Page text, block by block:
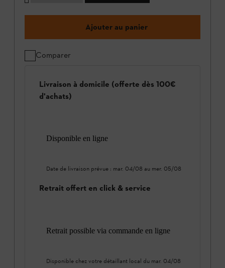
Ajouter au panier
Comparer
Livraison à domicile (offerte dès 100€
d'achats)
Disponible en ligne
Date de livraison prévue : mar. 04/08 au mer. 05/08
Retrait offert en click & service
Retrait possible via commande en ligne
Disponible chez votre détaillant local du mar. 04/08